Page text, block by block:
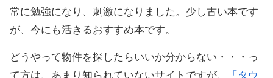
常に勉強になり、刺激になりました。少し古い本です
が、今にも活きるおすすめ本です。
どうやって物件を探したらいいか分からない・・・っ
て方は、あまり知られていないサイトですが、
「タウ